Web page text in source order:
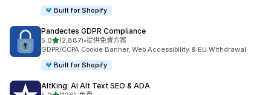
Built for Shopify
Pandectes GDPR Compliance
5.0滿分 5 顆星
(2,887)
共有 2887 則評價
•提供免費方案
GDPR/CCPA Cookie Banner, Web Accessibility & EU Withdrawal
Built for Shopify
AltKing: AI Alt Text SEO & ADA